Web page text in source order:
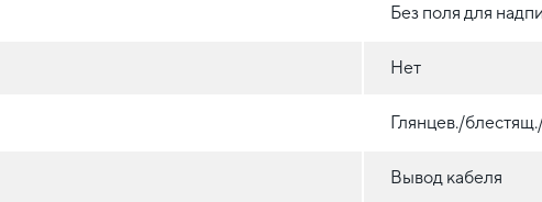
Без поля для
Нет
Глянцев./
Вывод кабеля